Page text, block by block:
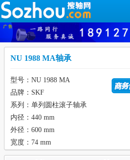
NU 1988 MA轴承
型号：NU 1988 MA
品牌：SKF
系列：单列圆柱滚子轴承
内径：440 mm
外径：600 mm
宽度：74 mm